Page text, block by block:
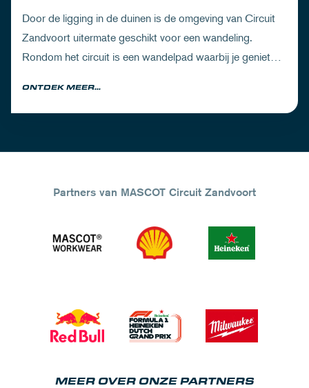
Door de ligging in de duinen is de omgeving van Circuit
Zandvoort uitermate geschikt voor een wandeling.
Rondom het circuit is een wandelpad waarbij je geniet
ONTDEK MEER...
Partners van MASCOT Circuit Zandvoort
MEER OVER ONZE PARTNERS